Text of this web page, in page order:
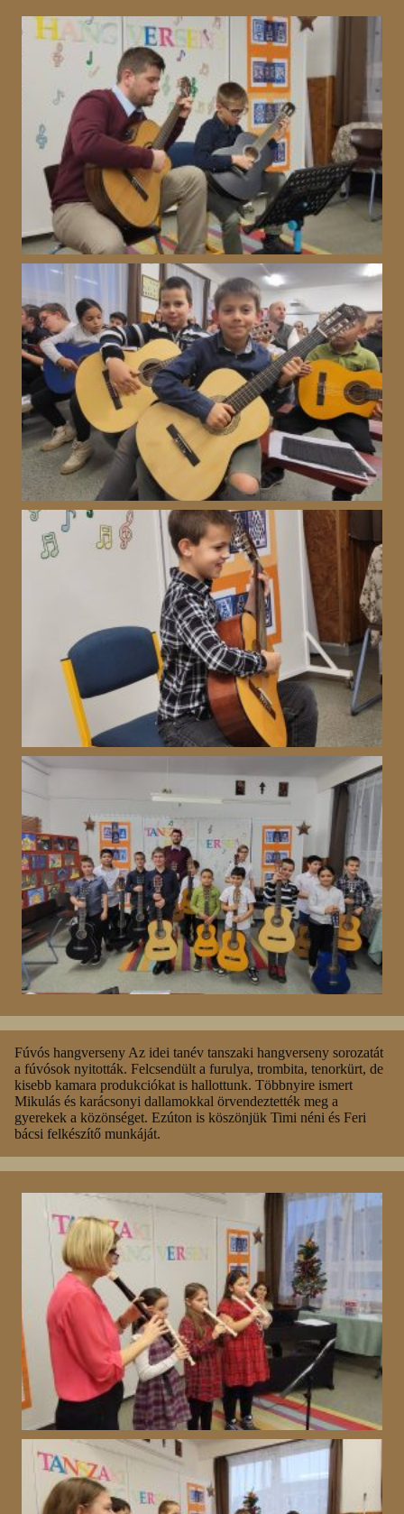
Fúvós hangverseny Az idei tanév tanszaki hangverseny sorozatát
a fúvósok nyitották. Felcsendült a furulya, trombita, tenorkürt, de
kisebb kamara produkciókat is hallottunk. Többnyire ismert
Mikulás és karácsonyi dallamokkal örvendeztették meg a
gyerekek a közönséget. Ezúton is köszönjük Timi néni és Feri
bácsi felkészítő munkáját.